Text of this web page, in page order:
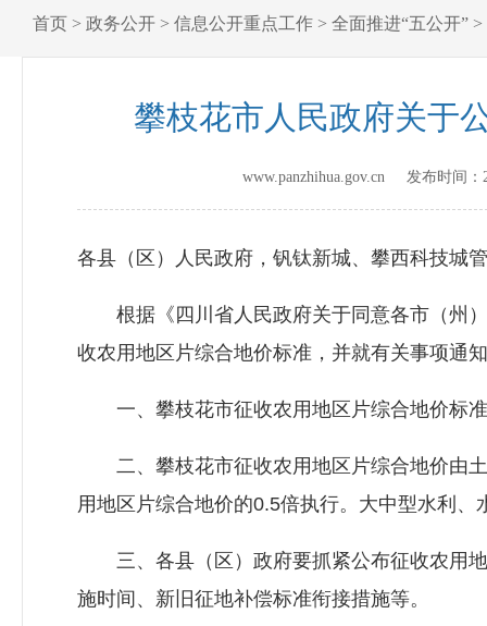
首页 > 政务公开 > 信息公开重点工作 > 全面推进“五公开” >
攀枝花市人民政府关于
www.panzhihua.gov.cn 发布时间：
各县（区）人民政府，钒钛新城、攀西科技城
根据《四川省人民政府关于同意各市（州）
收农用地区片综合地价标准，并就有关事项通
一、攀枝花市征收农用地区片综合地价标准
二、攀枝花市征收农用地区片综合地价由土
用地区片综合地价的0.5倍执行。大中型水利
三、各县（区）政府要抓紧公布征收农用地
施时间、新旧征地补偿标准衔接措施等。